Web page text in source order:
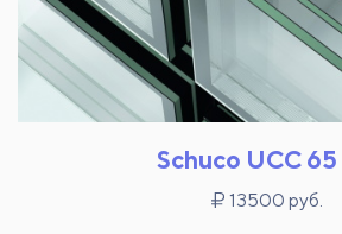
Schuco UCC 65
13500 руб.